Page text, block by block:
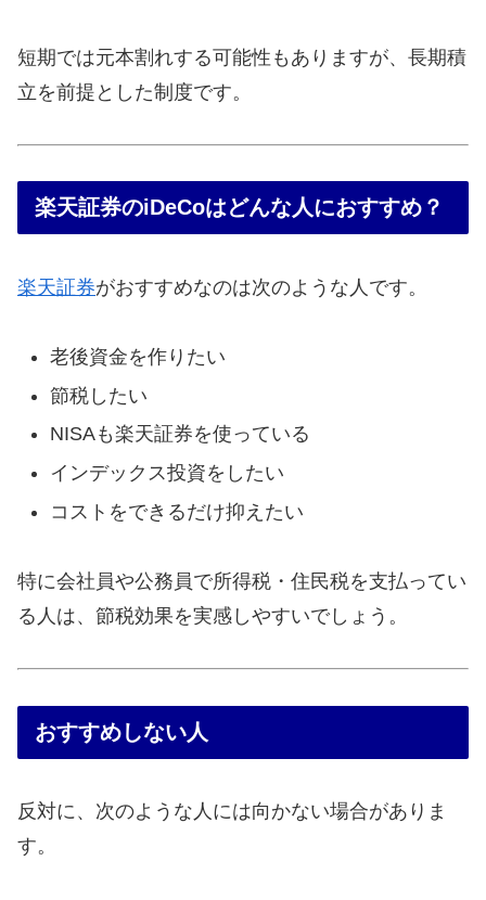
短期では元本割れする可能性もありますが、長期積
立を前提とした制度です。
楽天証券のiDeCoはどんな人におすすめ？
楽天証券がおすすめなのは次のような人です。
老後資金を作りたい
節税したい
NISAも楽天証券を使っている
インデックス投資をしたい
コストをできるだけ抑えたい
特に会社員や公務員で所得税・住民税を支払ってい
る人は、節税効果を実感しやすいでしょう。
おすすめしない人
反対に、次のような人には向かない場合がありま
す。